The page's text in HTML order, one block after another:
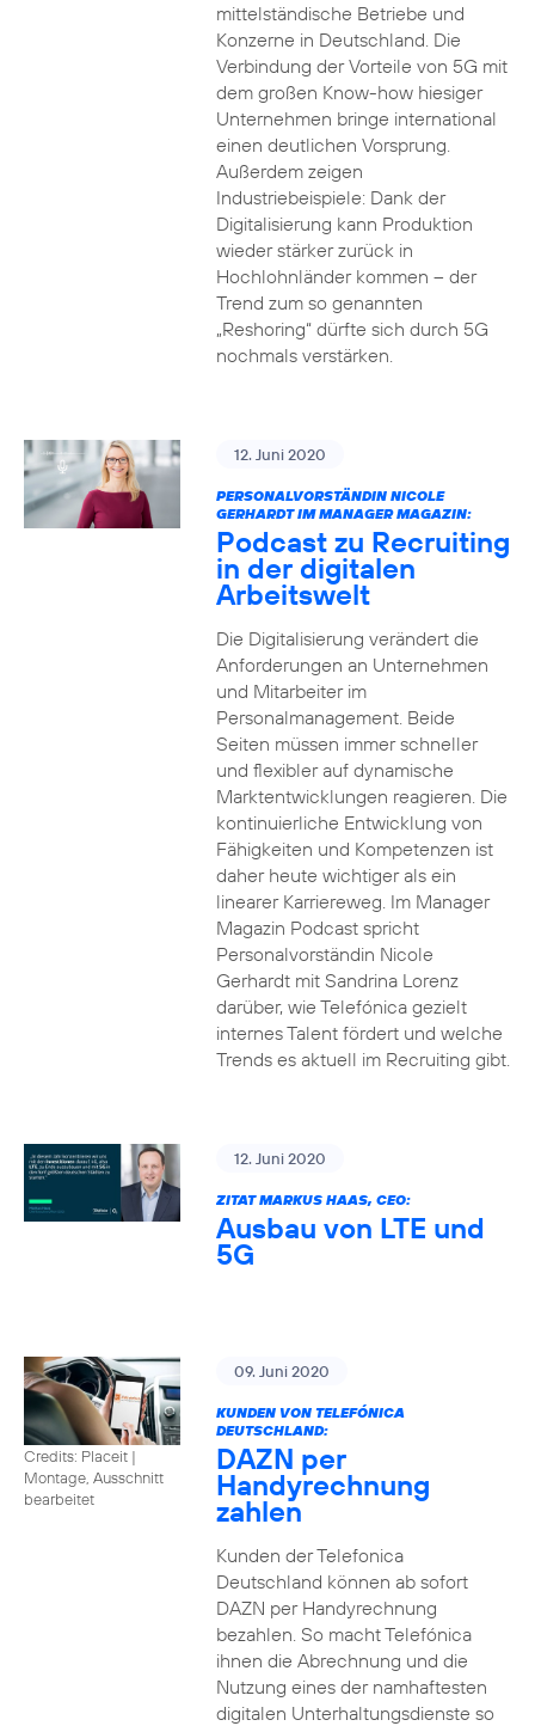
mittelständische Betriebe und
Konzerne in Deutschland. Die
Verbindung der Vorteile von 5G mit
dem großen Know-how hiesiger
Unternehmen bringe international
einen deutlichen Vorsprung.
Außerdem zeigen
Industriebeispiele: Dank der
Digitalisierung kann Produktion
wieder stärker zurück in
Hochlohnländer kommen – der
Trend zum so genannten
„Reshoring“ dürfte sich durch 5G
nochmals verstärken.
12. Juni 2020
PERSONALVORSTÄNDIN NICOLE
GERHARDT IM MANAGER MAGAZIN:
Podcast zu Recruiting
in der digitalen
Arbeitswelt
Die Digitalisierung verändert die
Anforderungen an Unternehmen
und Mitarbeiter im
Personalmanagement. Beide
Seiten müssen immer schneller
und flexibler auf dynamische
Marktentwicklungen reagieren. Die
kontinuierliche Entwicklung von
Fähigkeiten und Kompetenzen ist
daher heute wichtiger als ein
linearer Karriereweg. Im Manager
Magazin Podcast spricht
Personalvorständin Nicole
Gerhardt mit Sandrina Lorenz
darüber, wie Telefónica gezielt
internes Talent fördert und welche
Trends es aktuell im Recruiting gibt.
12. Juni 2020
ZITAT MARKUS HAAS, CEO:
Ausbau von LTE und
5G
Credits: Placeit |
Montage, Ausschnitt
bearbeitet
09. Juni 2020
KUNDEN VON TELEFÓNICA
DEUTSCHLAND:
DAZN per
Handyrechnung
zahlen
Kunden der Telefonica
Deutschland können ab sofort
DAZN per Handyrechnung
bezahlen. So macht Telefónica
ihnen die Abrechnung und die
Nutzung eines der namhaftesten
digitalen Unterhaltungsdienste so